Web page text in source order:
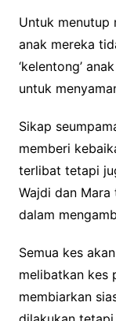
Untuk menutup
anak mereka
‘kelentong’
untuk
Sikap
memberi
terlibat tetapi
Wajdi dan
dalam
Semua kes
melibatkan kes
membiarkan